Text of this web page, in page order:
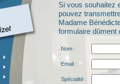
Si vous souhaitez
pouvez
Madame
formulaire dûment
Nom :
Email :
Spécialité :